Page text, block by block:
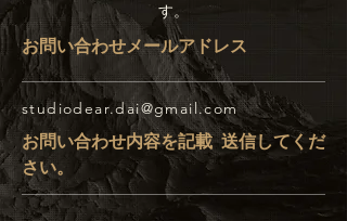
す。
お問い合わせメールアドレス
studiodear.dai@gmail.com
お問い合わせ内容を記載 送信してくだ
さい。